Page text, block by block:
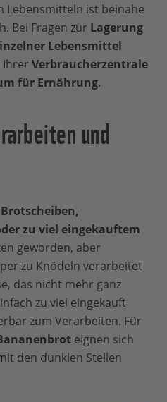
Lebensmitteln ist beinahe
Bei Fragen zur Lagerung
Lebensmittel
Ihrer Verbraucherzentrale
für Ernährung.
und
zu viel eingekauftem
geworden, aber
zu Knödeln verarbeitet
das nicht mehr ganz
zu viel eingekauft
zum Verarbeiten. Für
eignen sich
den dunklen Stellen